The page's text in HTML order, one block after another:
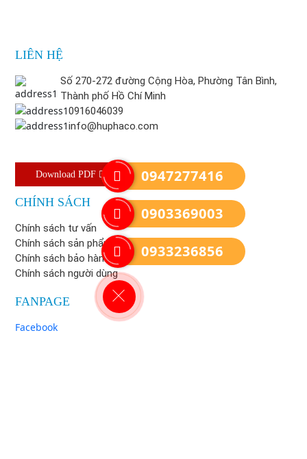
LIÊN HỆ
Số 270-272 đường Cộng Hòa, Phường Tân Bình,
Thành phố Hồ Chí Minh
0916046039
info@huphaco.com
Download PDF
CHÍNH SÁCH
Chính sách tư vấn
Chính sách sản phẩm
Chính sách bảo hành
Chính sách người dùng
FANPAGE
Facebook
0947277416
0903369003
0933236856